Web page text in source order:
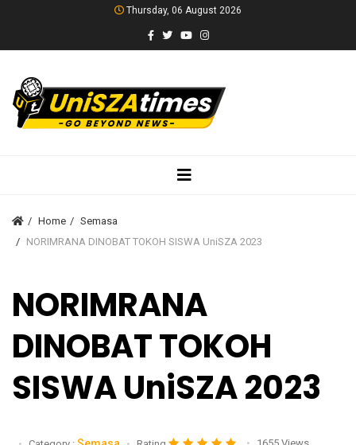
Thursday, 06 August 2026
Home
Semasa
NORIMRANA DINOBAT TOKOH SISWA UniSZA 2023
NORIMRANA
DINOBAT TOKOH
SISWA UniSZA 2023